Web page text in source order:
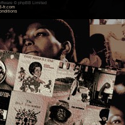
© phpBB Limited
fr.com